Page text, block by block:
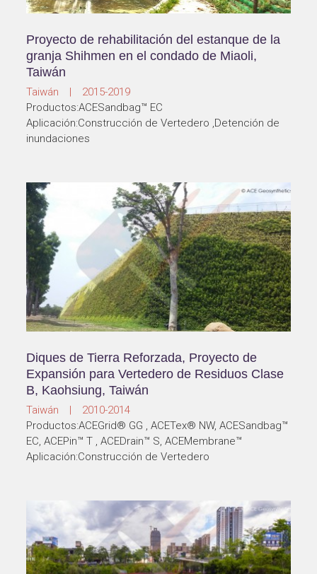
Proyecto de rehabilitación del estanque de la
granja Shihmen en el condado de Miaoli,
Taiwán
Taiwán | 2015-2019
Productos:ACESandbag™ EC
Aplicación:Construcción de Vertedero ,Detención de
inundaciones
Diques de Tierra Reforzada, Proyecto de
Expansión para Vertedero de Residuos Clase
B, Kaohsiung, Taiwán
Taiwán | 2010-2014
Productos:ACEGrid® GG , ACETex® NW, ACESandbag™
EC, ACEPin™ T , ACEDrain™ S, ACEMembrane™
Aplicación:Construcción de Vertedero